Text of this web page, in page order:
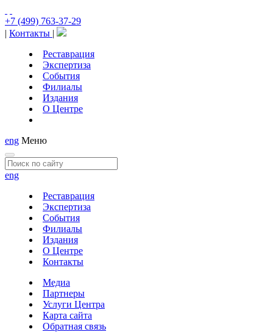
+7 (499) 763-37-29
| Контакты |
Реставрация
Экспертиза
События
Филиалы
Издания
О Центре
eng Меню
eng
Реставрация
Экспертиза
События
Филиалы
Издания
О Центре
Контакты
Медиа
Партнеры
Услуги Центра
Карта сайта
Обратная связь